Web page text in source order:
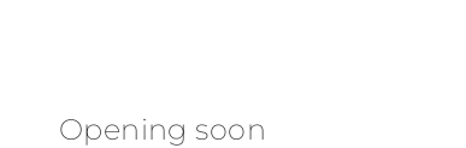
Opening soon